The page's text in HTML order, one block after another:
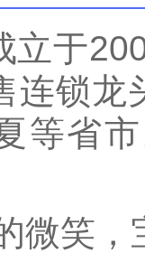
于
连锁龙
等省
笑，